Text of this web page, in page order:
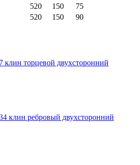
520 150
75
520 150
90
торцевой двухсторонний
ребровый двухсторонний